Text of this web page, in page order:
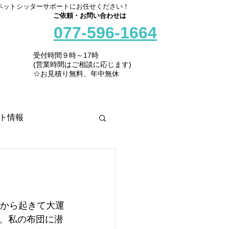
トシッターサポートにお任せください！
ご依頼・お問い合わせは
077-596-1664
受付時間９時～17時
(営業時間はご相談に応じます)
☆お見積り無料、年中無休
情報
ら起きて大運
私の布団に潜